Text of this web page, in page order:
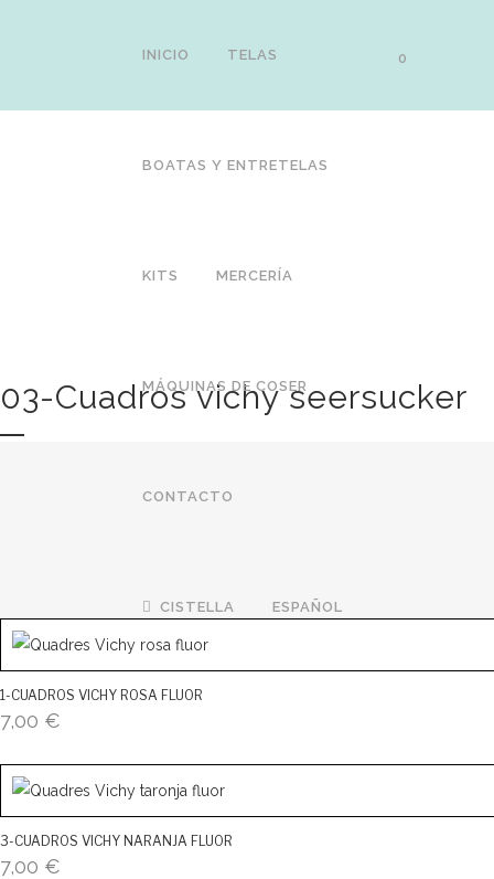
0
INICIO TELAS
BOATAS Y ENTRETELAS
KITS MERCERÍA
MÁQUINAS DE COSER
CONTACTO
CISTELLA ESPAÑOL
03-Cuadros vichy seersucker
1-CUADROS VICHY ROSA FLUOR
7,00 €
3-CUADROS VICHY NARANJA FLUOR
7,00 €